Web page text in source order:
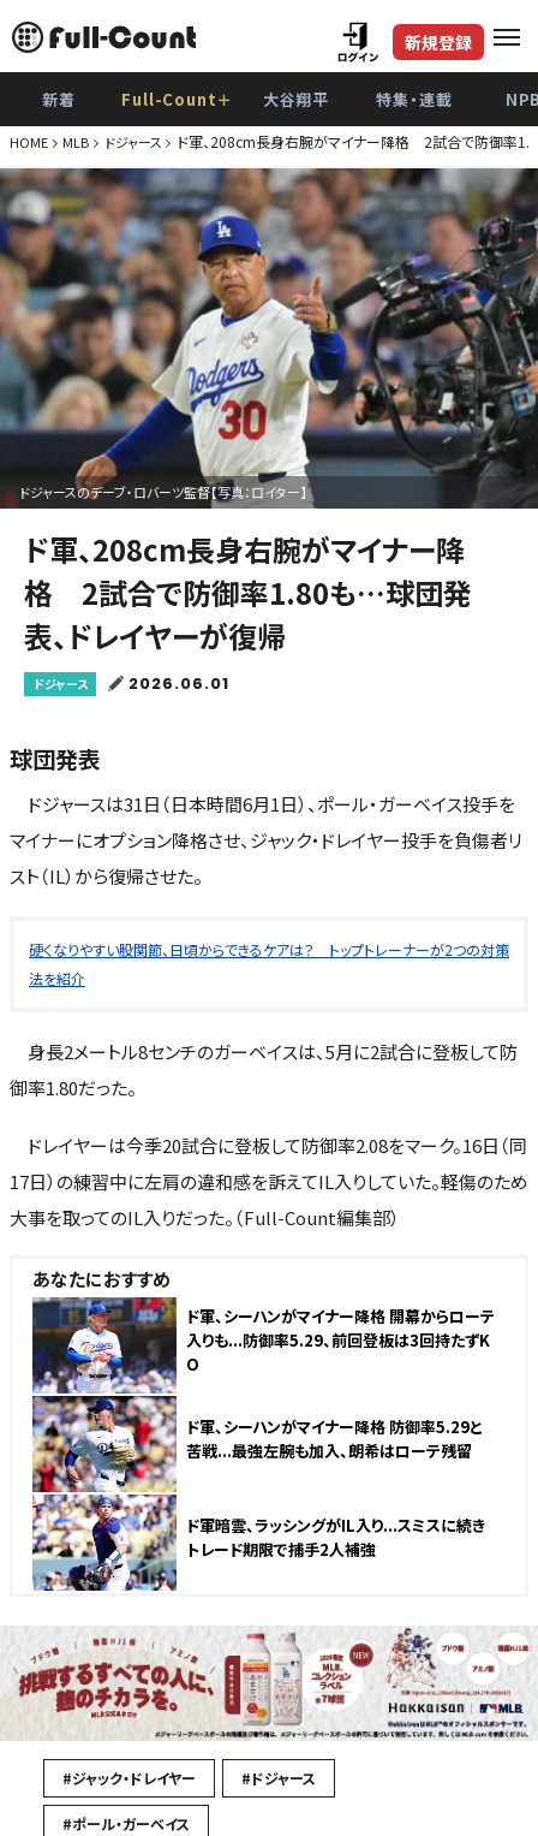
新規登録
新着 Full-Count＋ 大谷翔平 特集・連載
HOME MLB ドジャース ド軍、208cm長身右腕がマイナー降格 2試合で防御率
ドジャースのデーブ・ロバーツ監督【写真：ロイター】
ド軍、208cm長身右腕がマイナー降
格 2試合で防御率1.80も…球団発
表、ドレイヤーが復帰
ドジャース 2026.06.01
球団発表
ドジャースは31日（日本時間6月1日）、ポール・ガーベイス投手を
マイナーにオプション降格させ、ジャック・ドレイヤー投手を負傷者リ
スト（IL）から復帰させた。
硬くなりやすい股関節、日頃からできるケアは？ トップトレーナーが2つの対策
法を紹介
身長2メートル8センチのガーベイスは、5月に2試合に登板して防
御率1.80だった。
ドレイヤーは今季20試合に登板して防御率2.08をマーク。16日（同
17日）の練習中に左肩の違和感を訴えてIL入りしていた。軽傷のため
大事を取ってのIL入りだった。（Full-Count編集部）
あなたにおすすめ
ド軍、シーハンがマイナー降格 開幕からローテ
入りも...防御率5.29、前回登板は3回持たずK
O
ド軍、シーハンがマイナー降格 防御率5.29と
苦戦...最強左腕も加入、朗希はローテ残留
ド軍暗雲、ラッシングがIL入り...スミスに続き
トレード期限で捕手2人補強
#ジャック・ドレイヤー #ドジャース
#ポール・ガーベイス